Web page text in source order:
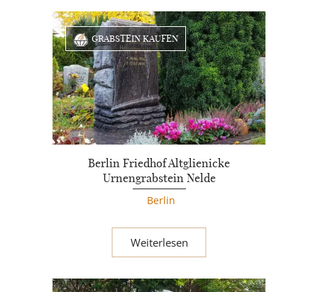
GRABSTEIN KAUFEN
Berlin Friedhof Altglienicke
Urnengrabstein Nelde
Berlin
Weiterlesen